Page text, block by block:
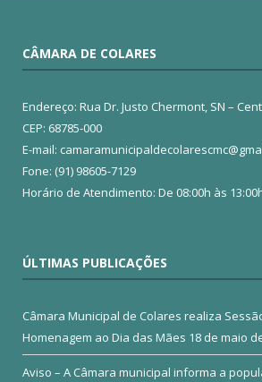
CÂMARA DE COLARES
Endereço: Rua Dr. Justo Chermont, SN –
CEP: 68785-000
E-mail:
Fone: (91) 98605-7129
Horário de Atendimento: De 08:00h às
ÚLTIMAS PUBLICAÇÕES
Câmara Municipal de Colares realiza
Homenagem ao Dia das Mães 18 de maio
Aviso – A Câmara municipal informa a